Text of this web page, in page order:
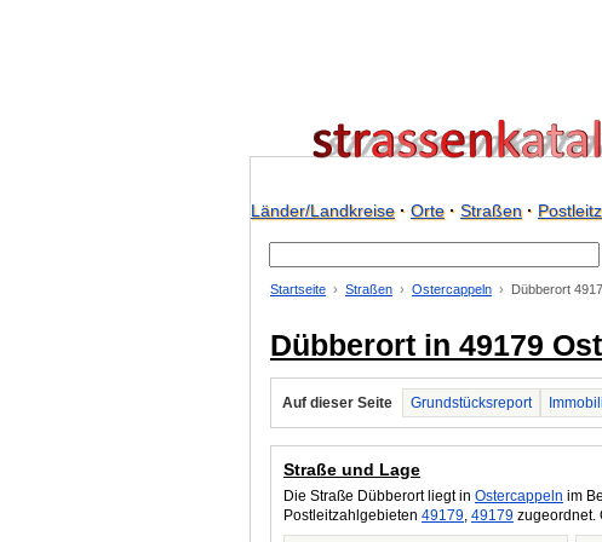
Länder/Landkreise· Orte· Straßen·
Startseite Straßen Ostercappeln Dübberort
Dübberort in 49179
Auf dieser Seite Grundstücksreport
Straße und Lage
Die Straße Dübberort liegt in Ostercappeln im
Postleitzahlgebieten 49179, 49179 zugeordnet.